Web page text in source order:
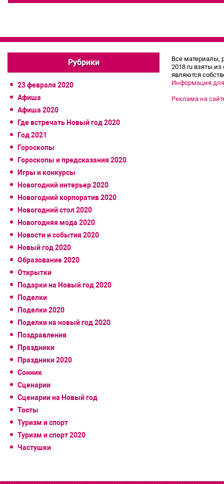
Рубрики
23 февраля 2020
Афиша
Афиша 2020
Где встречать Новый год 2020
Год 2021
Гороскопы
Гороскопы и предсказания 2020
Игры и конкурсы
Новогодний интерьер 2020
Новогодний корпоратив 2020
Новогодний стол 2020
Новогодняя мода 2020
Новости и события 2020
Новый год 2020
Образование 2020
Открытки
Подарки на Новый год 2020
Поделки
Поделки 2020
Поделки на новый год 2020
Поздравления
Праздники
Праздники 2020
Сонник
Сценарии
Сценарии на Новый год
Тосты
Туризм и спорт
Туризм и спорт 2020
Частушки
Все материалы,
2018.ru взяты
являются
Информация
Реклама на